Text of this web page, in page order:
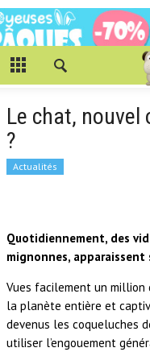
Le chat,
?
Actualités
Quotidiennement, des
mignonnes, apparaissent
Vues facilement un million
la planète entière et
devenus les coqueluches
utiliser l’engouement